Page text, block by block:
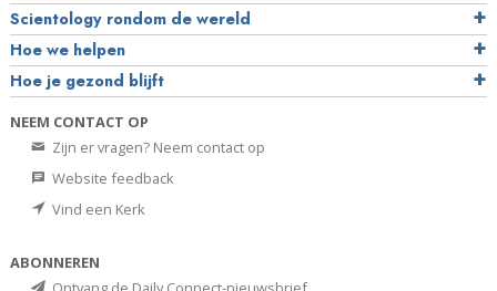
Scientology rondom de wereld
Hoe we helpen
Hoe je gezond blijft
NEEM CONTACT OP
Zijn er vragen? Neem contact op
Website feedback
Vind een Kerk
ABONNEREN